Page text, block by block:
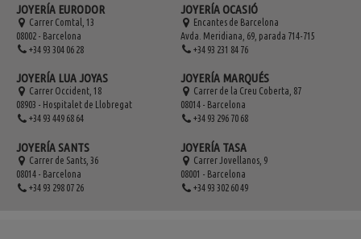
JOYERÍA EURODOR
Carrer Comtal, 13
08002 - Barcelona
+34 93 304 06 28
JOYERÍA LUA JOYAS
Carrer Occident, 18
08903 - Hospitalet de Llobregat
+34 93 449 68 64
JOYERÍA SANTS
Carrer de Sants, 36
08014 - Barcelona
+34 93 298 07 26
JOYERÍA OCASIÓ
Encantes de Barcelona
Avda. Meridiana, 69, parada 714-715
+34 93 231 84 76
JOYERÍA MARQUÉS
Carrer de la Creu Coberta, 87
08014 - Barcelona
+34 93 296 70 68
JOYERÍA TASA
Carrer Jovellanos, 9
08001 - Barcelona
+34 93 302 60 49